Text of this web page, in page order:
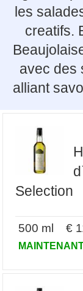
les
creatifs.
avec des
alliant
Selection
500 ml €